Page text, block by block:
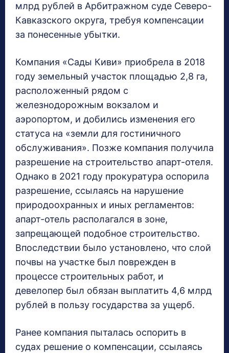
млрд рублей в Арбитражном суде Северо-
Кавказского округа, требуя компенсации
за понесенные убытки.
Компания «Сады Киви» приобрела в 2018
году земельный участок площадью 2,8 га,
расположенный рядом с
железнодорожным вокзалом и
аэропортом, и добились изменения его
статуса на «земли для гостиничного
обслуживания». Позже компания получила
разрешение на строительство апарт-отеля.
Однако в 2021 году прокуратура оспорила
разрешение, ссылаясь на нарушение
природоохранных и иных регламентов:
апарт-отель располагался в зоне,
запрещающей подобное строительство.
Впоследствии было установлено, что слой
почвы на участке был поврежден в
процессе строительных работ, и
девелопер был обязан выплатить 4,6 млрд
рублей в пользу государства за ущерб.
Ранее компания пыталась оспорить в
судах решение о компенсации, ссылаясь